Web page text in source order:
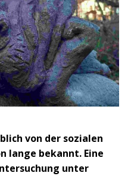
von der sozialen
lange bekannt. Eine
unter